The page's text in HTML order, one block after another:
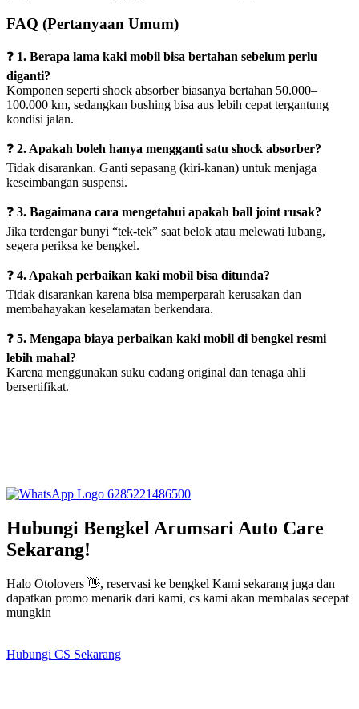
FAQ (Pertanyaan Umum)
❓ 1. Berapa lama kaki mobil bisa bertahan sebelum perlu
diganti?
Komponen seperti shock absorber biasanya bertahan 50.000–
100.000 km, sedangkan bushing bisa aus lebih cepat tergantung
kondisi jalan.
❓ 2. Apakah boleh hanya mengganti satu shock absorber?
Tidak disarankan. Ganti sepasang (kiri-kanan) untuk menjaga
keseimbangan suspensi.
❓ 3. Bagaimana cara mengetahui apakah ball joint rusak?
Jika terdengar bunyi “tek-tek” saat belok atau melewati lubang,
segera periksa ke bengkel.
❓ 4. Apakah perbaikan kaki mobil bisa ditunda?
Tidak disarankan karena bisa memperparah kerusakan dan
membahayakan keselamatan berkendara.
❓ 5. Mengapa biaya perbaikan kaki mobil di bengkel resmi
lebih mahal?
Karena menggunakan suku cadang original dan tenaga ahli
bersertifikat.
6285221486500
Hubungi Bengkel Arumsari Auto Care
Sekarang!
Halo Otolovers 👋, reservasi ke bengkel Kami sekarang juga dan
dapatkan promo menarik dari kami, cs kami akan membalas secepat
mungkin
Hubungi CS Sekarang